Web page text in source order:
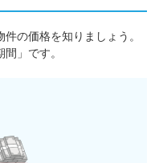
の価格を知りましょう。
」です。